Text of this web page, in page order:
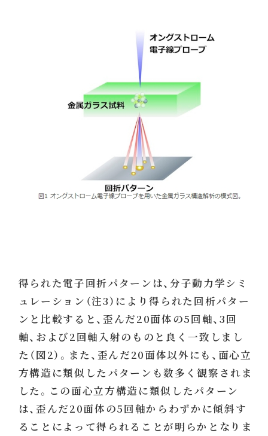
得られた電子回折パターンは、分子動力学シミ
ュレーション（注3）により得られた回析パター
ンと比較すると、歪んだ20面体の5回軸、3回
軸、および2回軸入射のものと良く一致しまし
た（図2）。また、歪んだ20面体以外にも、面心立
方構造に類似したパターンも数多く観察されま
した。この面心立方構造に類似したパターン
は、歪んだ20面体の5回軸からわずかに傾斜す
ることによって得られることが明らかとなりま